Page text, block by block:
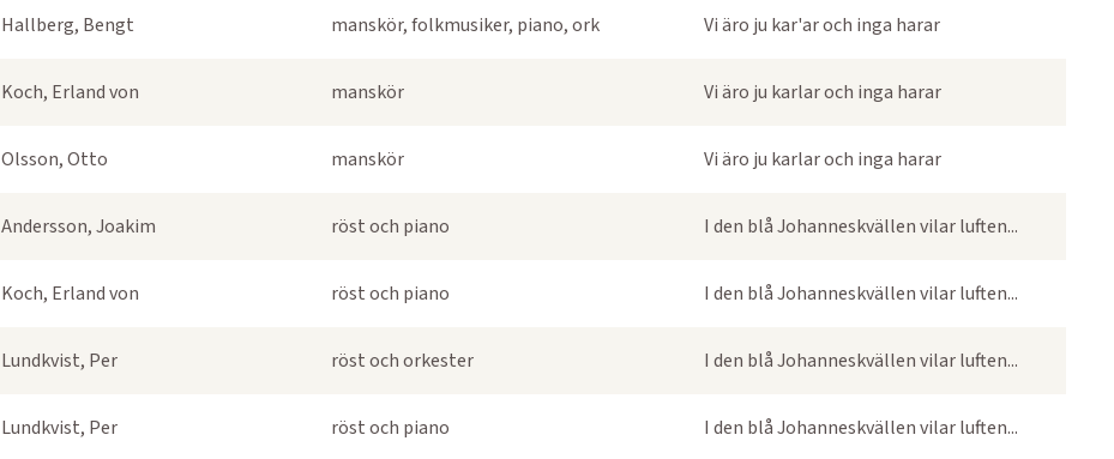
Hallberg, Bengt manskör, folkmusiker, piano, ork Vi äro ju kar'ar och inga harar
Koch, Erland von manskör Vi äro ju karlar och inga harar
Olsson, Otto manskör Vi äro ju karlar och inga harar
Andersson, Joakim röst och piano I den blå Johanneskvällen vilar luften...
Koch, Erland von röst och piano I den blå Johanneskvällen vilar luften...
Lundkvist, Per röst och orkester I den blå Johanneskvällen vilar luften...
Lundkvist, Per röst och piano I den blå Johanneskvällen vilar luften...